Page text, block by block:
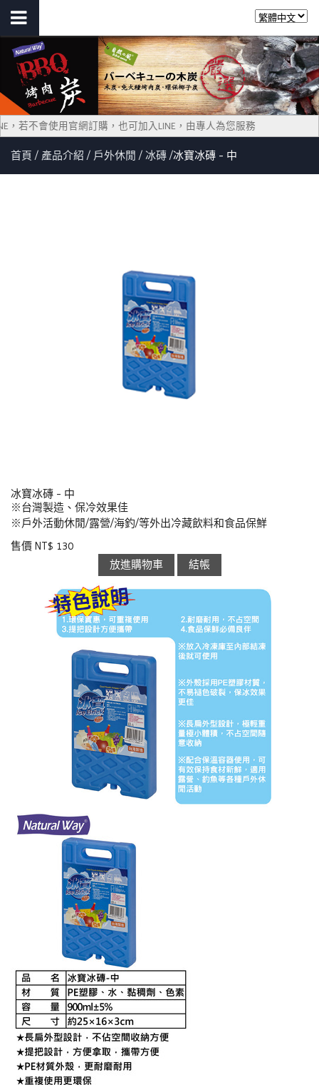
若不會使用官網訂購，也可加入LINE，由專人為您服務
首頁 產品介紹 戶外休閒 冰磚 冰寶冰磚 - 中
冰寶冰磚 - 中
※台灣製造、保冷效果佳
※戶外活動休閒/露營/海釣/等外出冷藏飲料和食品保鮮
售價 NT$ 130